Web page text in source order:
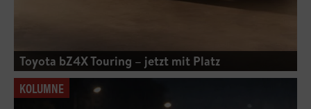
Toyota bZ4X Touring – jetzt mit Platz
KOLUMNE